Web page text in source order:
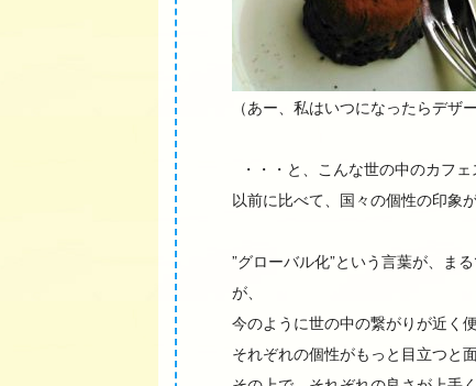
（あー、私はいつになったらデザ
・・・と、こんな世の中のカフ
以前に比べて、国々の個性の印象
”グローバル化”という言葉が、ま
が、
今のように世の中の繋がりが近く
それぞれの個性がもっと目立つと